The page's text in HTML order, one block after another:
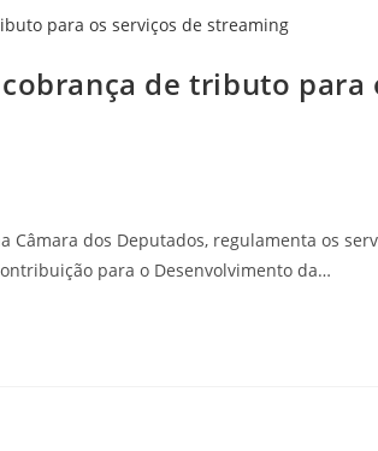
de tributo para
Câmara dos Deputados, regulamenta os
para o Desenvolvimento da…